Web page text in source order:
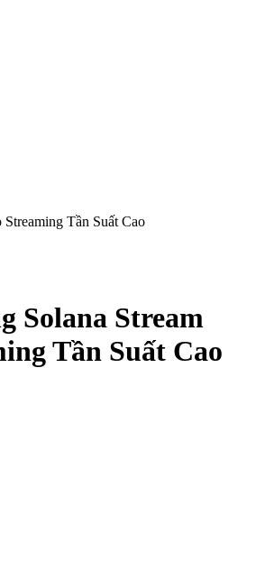
Tần Suất Cao
Solana Stream
Tần Suất Cao